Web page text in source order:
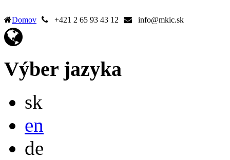
Domov +421 2 65 93 43 12 info@mkic.sk
Výber jazyka
sk
en
de